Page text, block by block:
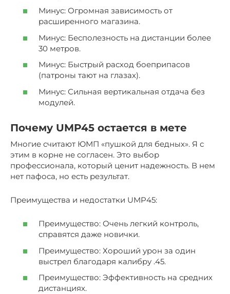
Минус: Огромная зависимость от
расширенного магазина.
Минус: Бесполезность на дистанции более
30 метров.
Минус: Быстрый расход боеприпасов
(патроны тают на глазах).
Минус: Сильная вертикальная отдача без
модулей.
Почему UMP45 остается в мете
Многие считают ЮМП «пушкой для бедных». Я с
этим в корне не согласен. Это выбор
профессионала, который ценит надежность. В нем
нет пафоса, но есть результат.
Преимущества и недостатки UMP45:
Преимущество: Очень легкий контроль,
справятся даже новички.
Преимущество: Хороший урон за один
выстрел благодаря калибру .45.
Преимущество: Эффективность на средних
дистанциях.